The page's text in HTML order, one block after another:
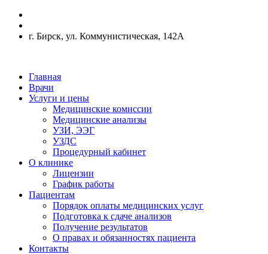
г. Бирск, ул. Коммунистическая, 142А
Главная
Врачи
Услуги и цены
Медицинские комиссии
Медицинские анализы
УЗИ, ЭЭГ
УЗДС
Процедурный кабинет
О клинике
Лицензии
График работы
Пациентам
Порядок оплаты медицинских услуг
Подготовка к сдаче анализов
Получение результатов
О правах и обязанностях пациента
Контакты